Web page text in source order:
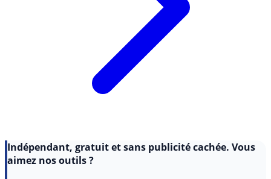
Indépendant, gratuit et sans publicité cachée. Vous
aimez nos outils ?